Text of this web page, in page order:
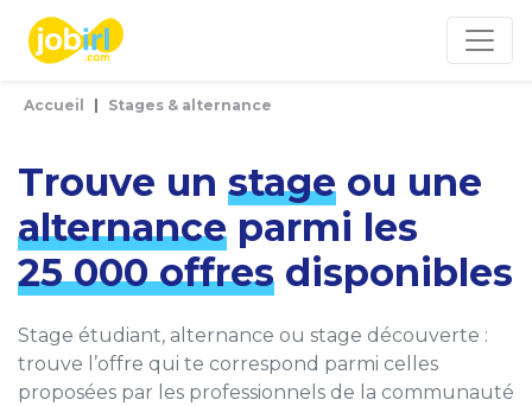
Accueil Stages & alternance
Trouve un stage ou une
alternance parmi les
25 000 offres disponibles
Stage étudiant, alternance ou stage découverte :
trouve l’offre qui te correspond parmi celles
proposées par les professionnels de la communauté
Panneau de gestion des cookies